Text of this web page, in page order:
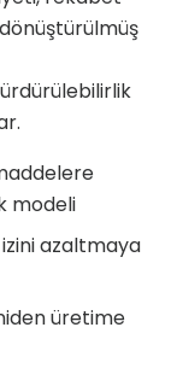
modeli
azaltmaya
üretime